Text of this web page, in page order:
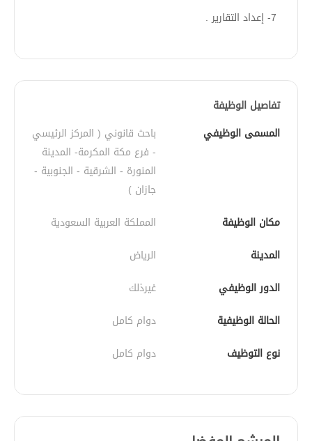
7- إعداد التقارير .
تفاصيل الوظيفة
المسمى الوظيفي
جازان )
مكان الوظيفة
المملكة العربية السعودية
المدينة
الرياض
الدور الوظيفي
غيرذلك
الحالة الوظيفية
دوام كامل
نوع التوظيف
دوام كامل